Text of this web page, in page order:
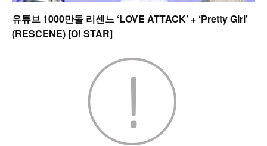
유튜브 1000만돌 리센느 ‘LOVE ATTACK’ + ‘Pretty Girl’
(RESCENE) [O! STAR]